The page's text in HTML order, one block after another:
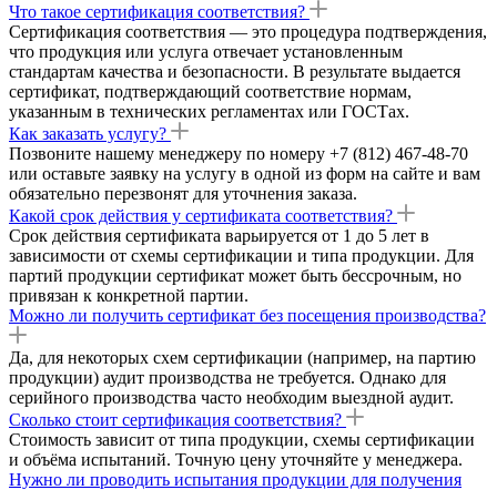
Что такое сертификация соответствия?
Сертификация соответствия — это процедура подтверждения,
что продукция или услуга отвечает установленным
стандартам качества и безопасности. В результате выдается
сертификат, подтверждающий соответствие нормам,
указанным в технических регламентах или ГОСТах.
Как заказать услугу?
Позвоните нашему менеджеру по номеру +7 (812) 467-48-70
или оставьте заявку на услугу в одной из форм на сайте и вам
обязательно перезвонят для уточнения заказа.
Какой срок действия у сертификата соответствия?
Срок действия сертификата варьируется от 1 до 5 лет в
зависимости от схемы сертификации и типа продукции. Для
партий продукции сертификат может быть бессрочным, но
привязан к конкретной партии.
Можно ли получить сертификат без посещения производства?
Да, для некоторых схем сертификации (например, на партию
продукции) аудит производства не требуется. Однако для
серийного производства часто необходим выездной аудит.
Сколько стоит сертификация соответствия?
Стоимость зависит от типа продукции, схемы сертификации
и объёма испытаний. Точную цену уточняйте у менеджера.
Нужно ли проводить испытания продукции для получения